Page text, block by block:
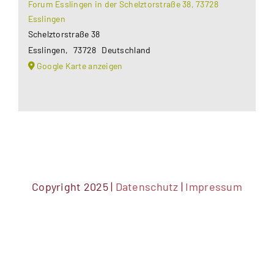
Forum Esslingen in der Schelztorstraße 38, 73728
Esslingen
Schelztorstraße 38
Esslingen, 73728 Deutschland
Google Karte anzeigen
Copyright 2025 | Datenschutz | Impressum